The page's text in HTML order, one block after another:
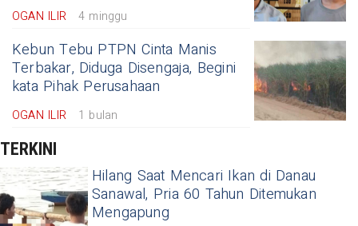
OGAN ILIR 4 minggu
Kebun Tebu PTPN Cinta Manis
Terbakar, Diduga Disengaja, Begini
kata Pihak Perusahaan
OGAN ILIR 1 bulan
TERKINI
Hilang Saat Mencari Ikan di Danau
Sanawal, Pria 60 Tahun Ditemukan
Mengapung